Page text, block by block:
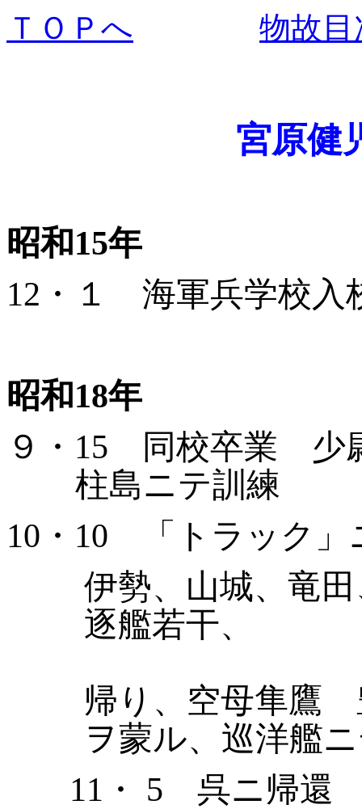
ＴＯＰへ 物故目
宮原
昭和15年
12 ・１ 海軍兵学校入
昭和18年
９・ 15 同校卒業 少
柱島ニテ訓練
10・ 10 「トラック」
伊勢、山城、竜
逐艦若干、
帰り、空母隼鷹
ヲ蒙ル、巡洋艦
11 ・ 5 呉ニ帰還